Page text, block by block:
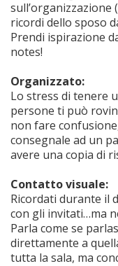
sull’organizzazione
ricordi dello sposo
Prendi ispirazione
notes!
Organizzato:
Lo stress di tenere
persone ti può
non fare
consegnale ad un
avere una copia di
Contatto visuale:
Ricordati durante il
con gli invitati…ma
Parla come se
direttamente a
tutta la sala, ma